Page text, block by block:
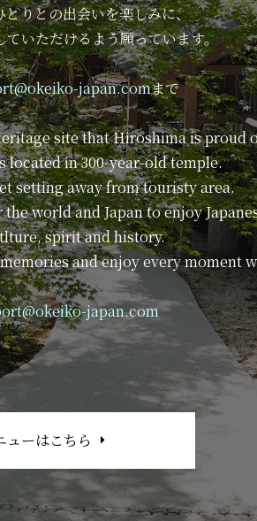
りとの出会いを楽しみに、
いただけるよう願っています。
japan.comまで
site that Hiroshima is proud
located in 300-year-old temple.
setting away from touristy area.
world and Japan to enjoy
spirit and history.
and enjoy every moment
japan.com
ューはこちら